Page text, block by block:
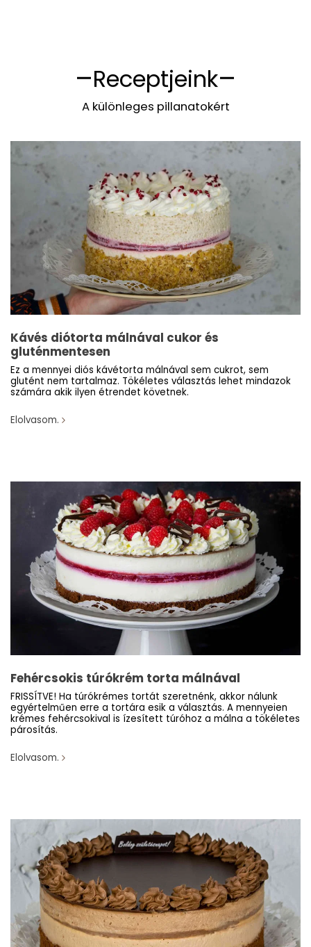
Receptjeink
A különleges pillanatokért
Kávés diótorta málnával cukor és
gluténmentesen
Ez a mennyei diós kávétorta málnával sem cukrot, sem
glutént nem tartalmaz. Tökéletes választás lehet mindazok
számára akik ilyen étrendet követnek.
Elolvasom.
Fehércsokis túrókrém torta málnával
FRISSÍTVE! Ha túrókrémes tortát szeretnénk, akkor nálunk
egyértelműen erre a tortára esik a választás. A mennyeien
krémes fehércsokival is ízesített túróhoz a málna a tökéletes
párosítás.
Elolvasom.